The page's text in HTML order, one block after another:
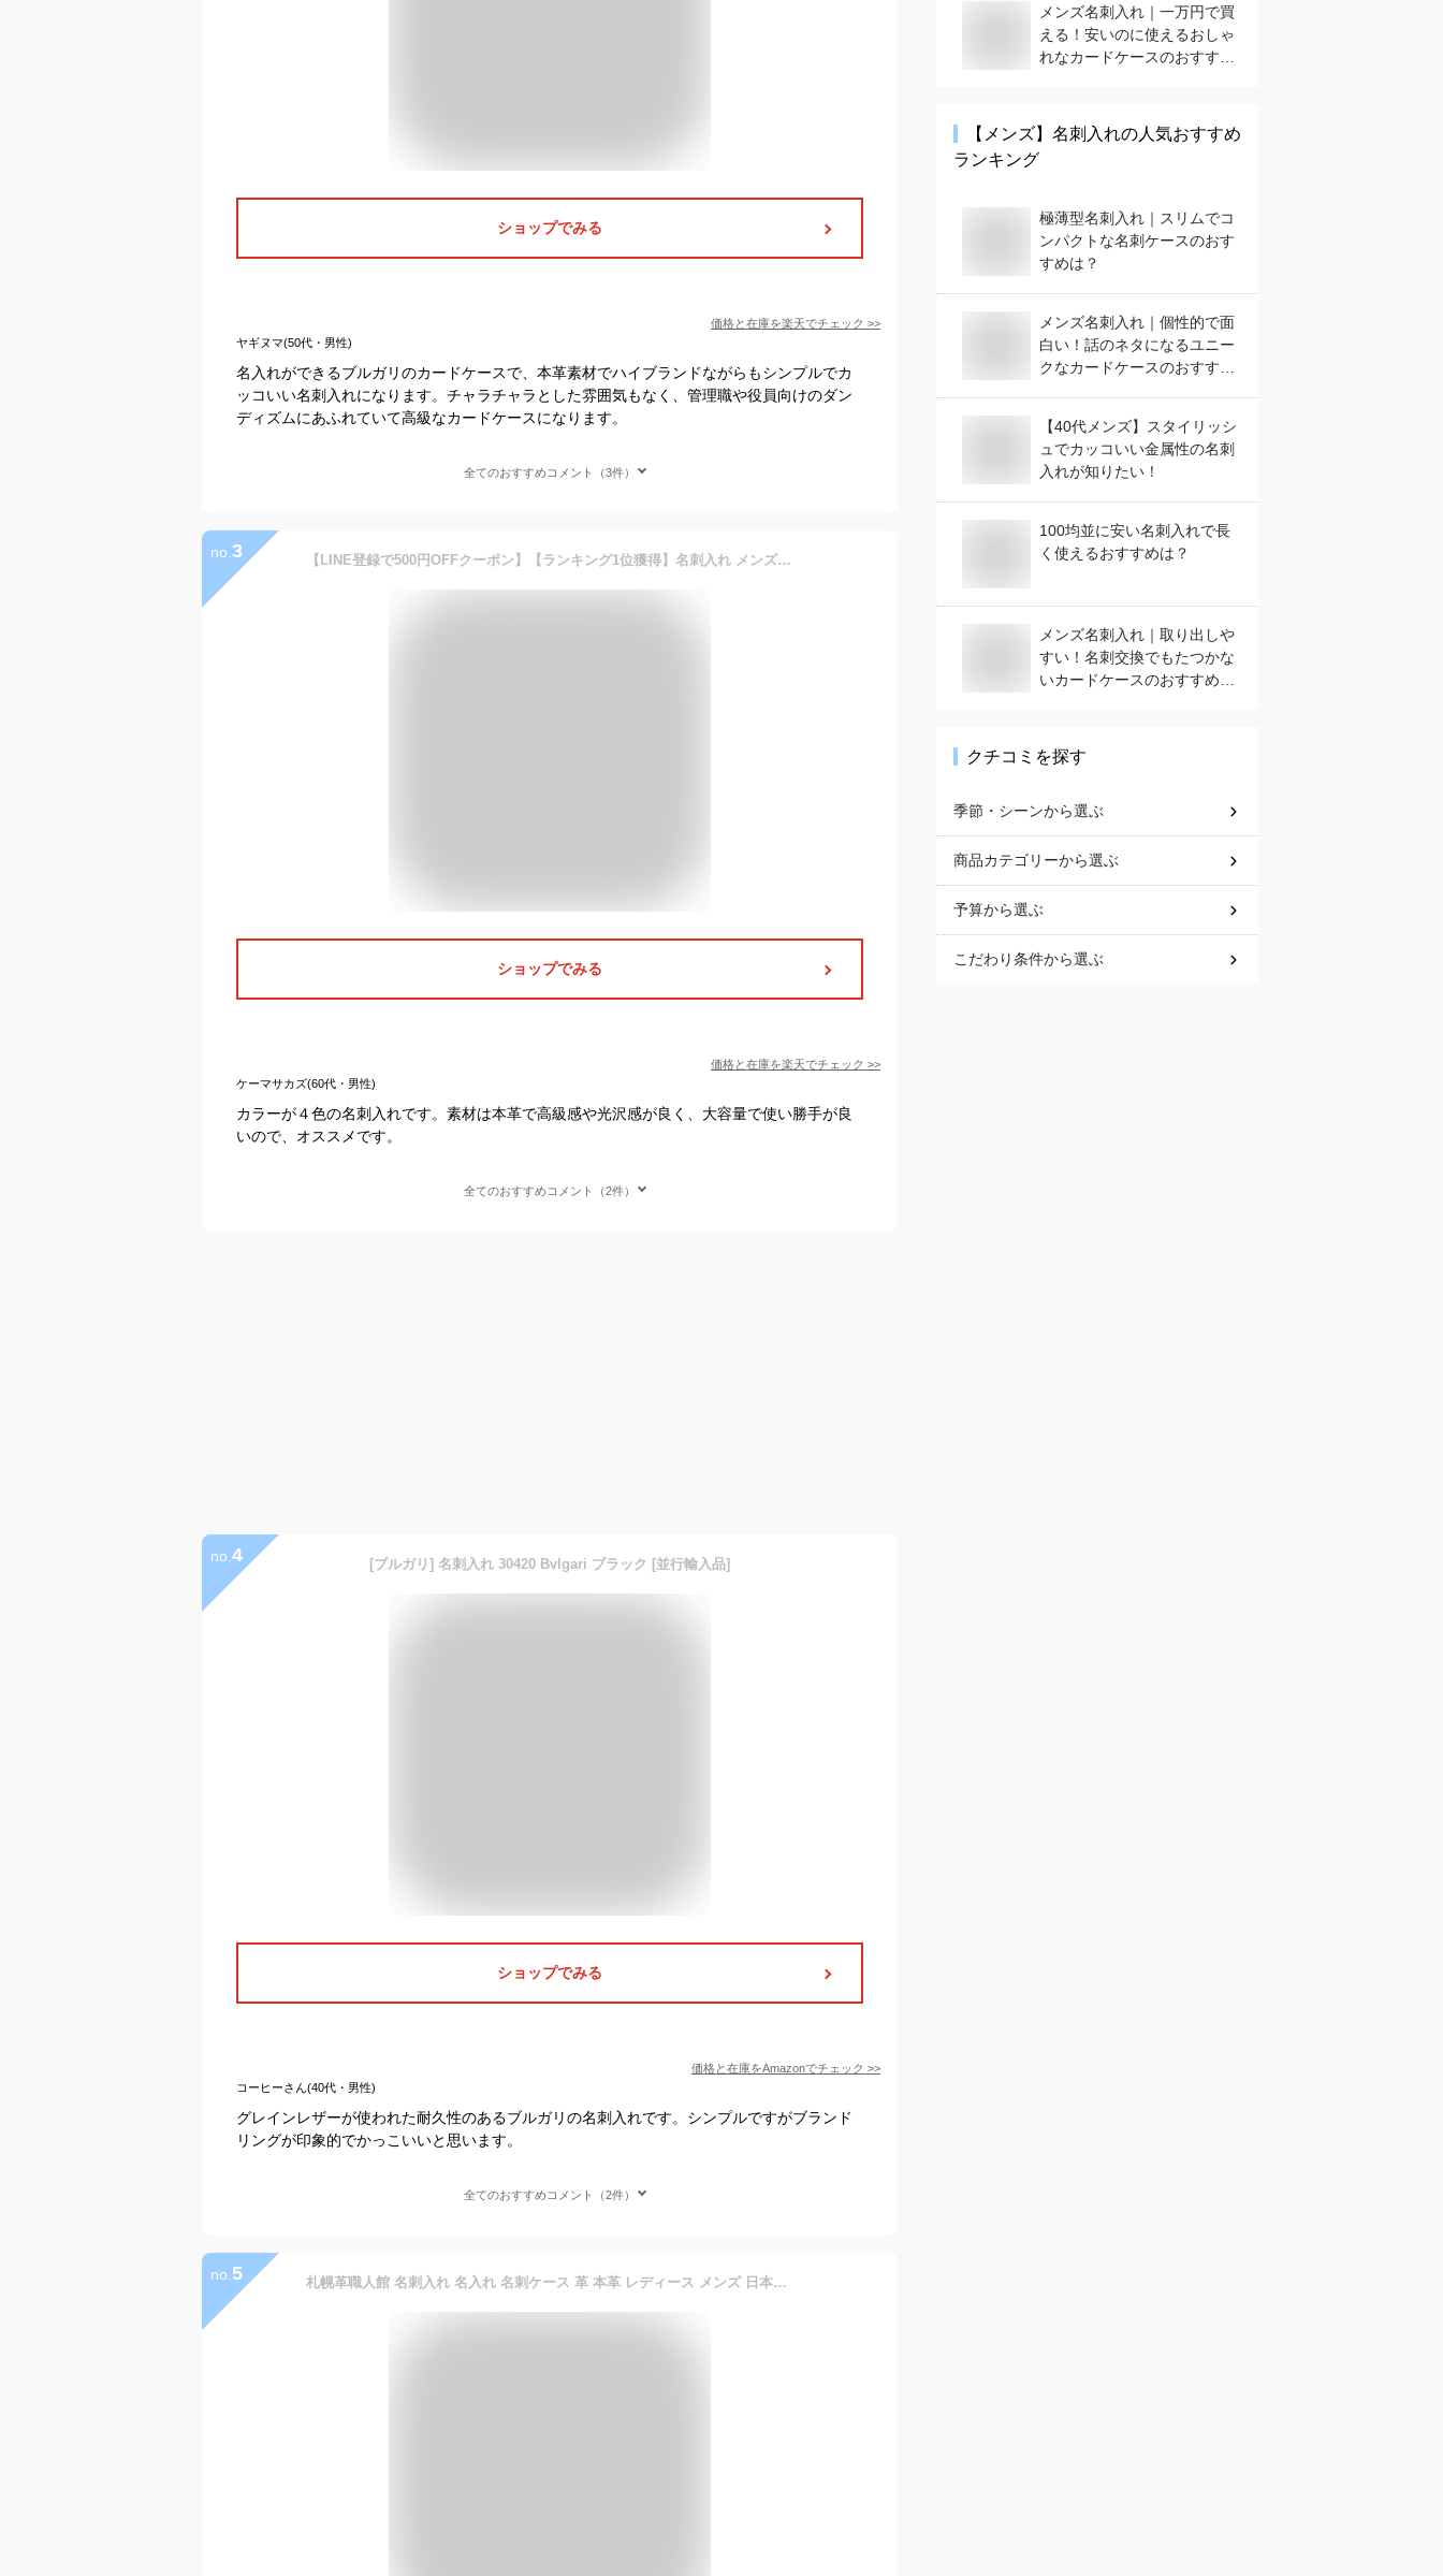
ショップでみる
価格と在庫を楽天でチェック >>
ヤギヌマ(50代・男性)
名入れができるブルガリのカードケースで、本革素材でハイブランドながらもシンプルでカ
ッコいい名刺入れになります。チャラチャラとした雰囲気もなく、管理職や役員向けのダン
ディズムにあふれていて高級なカードケースになります。
全てのおすすめコメント（3件）
no. 3 【LINE登録で500円OFFクーポン】【ランキング1位獲得】名刺入れ メンズ ブランド 革 本革 薄い 薄型 大容量 カードケース 馬革 牛革 バイカラー ビジネス おしゃれ 人気 名刺 ケース カード入れ メール便送料無料 DIABLO ディアブロ KA-1043 mlb C4
ショップでみる
価格と在庫を楽天でチェック >>
ケーマサカズ(60代・男性)
カラーが４色の名刺入れです。素材は本革で高級感や光沢感が良く、大容量で使い勝手が良
いので、オススメです。
全てのおすすめコメント（2件）
no. 4 [ブルガリ] 名刺入れ 30420 Bvlgari ブラック [並行輸入品]
ショップでみる
価格と在庫をAmazonでチェック >>
コーヒーさん(40代・男性)
グレインレザーが使われた耐久性のあるブルガリの名刺入れです。シンプルですがブランド
リングが印象的でかっこいいと思います。
全てのおすすめコメント（2件）
no. 5 札幌革職人館 名刺入れ 名入れ 名刺ケース 革 本革 レディース メンズ 日本製 レザー ギフト 誕生日 プレゼント おしゃれ ブランド カードケース 薄い 薄型 スリム 名刺いれ 名刺入 就職祝い 退職 大人 父 旦那 彼氏 上司 卒業 記念日 記念品 男性 女性 ビジネス
メンズ名刺入れ｜一万円で買
える！安いのに使えるおしゃ
れなカードケースのおすすめ
【メンズ】 名刺入れの人気おすすめ
ランキング
極薄型名刺入れ｜スリムでコ
ンパクトな名刺ケースのおす
すめは？
メンズ名刺入れ｜個性的で面
白い！話のネタになるユニー
クなカードケースのおすすめ
【40代メンズ】スタイリッシ
ュでカッコいい金属性の名刺
入れが知りたい！
100均並に安い名刺入れで長
く使えるおすすめは？
メンズ名刺入れ｜取り出しや
すい！名刺交換でもたつかな
いカードケースのおすすめ
クチコミを探す
季節・シーンから選ぶ
商品カテゴリーから選ぶ
予算から選ぶ
こだわり条件から選ぶ